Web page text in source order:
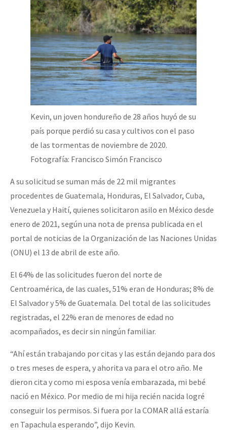
Kevin, un joven hondureño de 28 años huyó de su
país porque perdió su casa y cultivos con el paso
de las tormentas de noviembre de 2020.
Fotografía: Francisco Simón Francisco
A su solicitud se suman más de 22 mil migrantes
procedentes de Guatemala, Honduras, El Salvador, Cuba,
Venezuela y Haití, quienes solicitaron asilo en México desde
enero de 2021, según una nota de prensa publicada en el
portal de noticias de la Organización de las Naciones Unidas
(ONU) el 13 de abril de este año.
El 64% de las solicitudes fueron del norte de
Centroamérica, de las cuales, 51% eran de Honduras; 8% de
El Salvador y 5% de Guatemala. Del total de las solicitudes
registradas, el 22% eran de menores de edad no
acompañados, es decir sin ningún familiar.
“Ahí están trabajando por citas y las están dejando para dos
o tres meses de espera, y ahorita va para el otro año. Me
dieron cita y como mi esposa venía embarazada, mi bebé
nació en México. Por medio de mi hija recién nacida logré
conseguir los permisos. Si fuera por la COMAR allá estaría
en Tapachula esperando”, dijo Kevin.